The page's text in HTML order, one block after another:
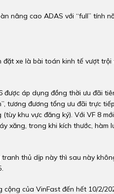
nâng cao ADAS với “full” tính
xe là bài toán kinh tế vượt
được áp dụng đồng thời ưu đãi
tương đương tổng ưu đãi trực
khu vực đăng ký). Với VF 8
xăng, trong khi kích thước, hàm
thủ dịp này thì sau này
cộng của VinFast đến hết 10/2/